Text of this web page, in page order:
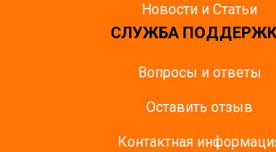
Новости и Статьи
СЛУЖБА
Вопросы и ответы
Оставить отзыв
Контактная